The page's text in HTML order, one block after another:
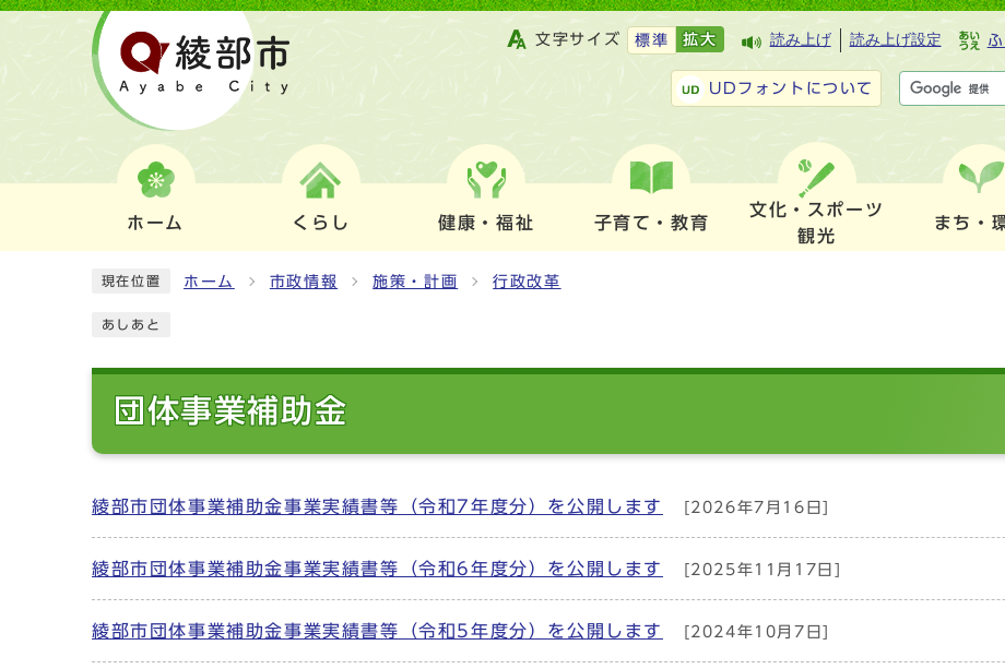
文字サイズ 標準 拡大 読み上げ 読み上げ設定
UDフォントについて
ホーム くらし 健康・福祉 子育て・教育
文化・スポーツ
観光
まち・
現在位置 ホーム 市政情報 施策・計画 行政改革
あしあと
団体事業補助金
綾部市団体事業補助金事業実績書等（令和7年度分）を公開します [2026年7月16日]
綾部市団体事業補助金事業実績書等（令和6年度分）を公開します [2025年11月17日]
綾部市団体事業補助金事業実績書等（令和5年度分）を公開します [2024年10月7日]